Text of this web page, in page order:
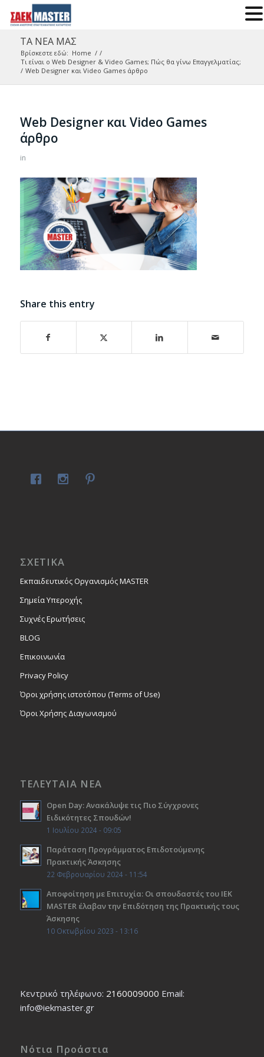
ΤΑ ΝΕΑ ΜΑΣ
Βρίσκεστε εδώ: Home / /
Τι είναι ο Web Designer & Video Games; Πώς θα γίνω Επαγγελματίας;
/ Web Designer και Video Games άρθρο
Web Designer και Video Games
άρθρο
in
Share this entry
ΣΧΕΤΙΚΑ
Εκπαιδευτικός Οργανισμός MASTER
Σημεία Υπεροχής
Συχνές Ερωτήσεις
BLOG
Επικοινωνία
Privacy Policy
Όροι χρήσης ιστοτόπου (Terms of Use)
Όροι Χρήσης Διαγωνισμού
ΤΕΛΕΥΤΑΙΑ ΝΕΑ
Open Day: Ανακάλυψε τις Πιο Σύγχρονες
Ειδικότητες Σπουδών!
1 Ιουλίου 2024 - 09:05
Παράταση Προγράμματος Επιδοτούμενης
Πρακτικής Άσκησης
22 Φεβρουαρίου 2024 - 11:54
Αποφοίτηση με Επιτυχία: Οι σπουδαστές του ΙΕΚ
ΜΑSTER έλαβαν την Επιδότηση της Πρακτικής τους
Άσκησης
10 Οκτωβρίου 2023 - 13:16
Κεντρικό τηλέφωνο: 2160009000 Εmail:
info@iekmaster.gr
Νότια Προάστια